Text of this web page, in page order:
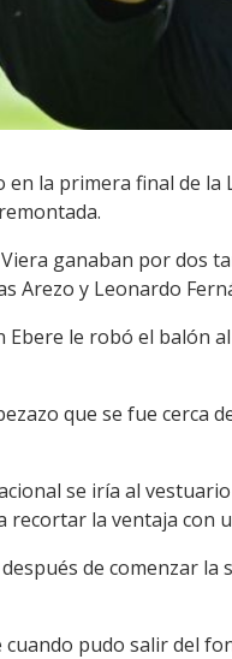
la primera final de
ganaban por dos
Arezo y Leonardo
le robó el balón
que se fue cerca
se iría al
la ventaja con
de comenzar la
pudo salir del